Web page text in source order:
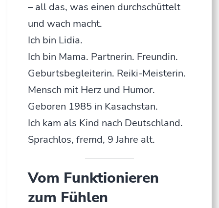
– all das, was einen durchschüttelt
und wach macht.
Ich bin Lidia.
Ich bin Mama. Partnerin. Freundin.
Geburtsbegleiterin. Reiki-Meisterin.
Mensch mit Herz und Humor.
Geboren 1985 in Kasachstan.
Ich kam als Kind nach Deutschland.
Sprachlos, fremd, 9 Jahre alt.
Vom Funktionieren
zum Fühlen